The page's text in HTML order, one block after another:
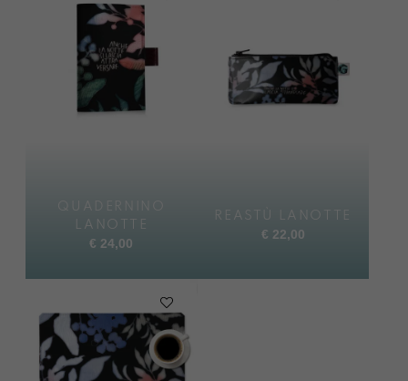
QUADERNINO
LANOTTE
€ 24,00
REASTÙ LANOTTE
€ 22,00